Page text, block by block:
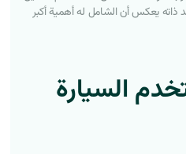
ذاته يعكس أن الشامل له أهمية أكبر
السيارة